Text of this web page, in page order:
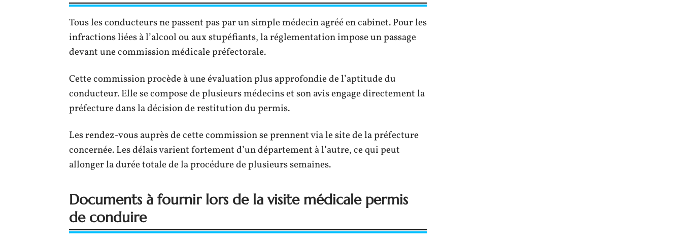
Tous les conducteurs ne passent pas par un simple médecin agréé en cabinet. Pour les
infractions liées à l’alcool ou aux stupéfiants, la réglementation impose un passage
devant une commission médicale préfectorale.
Cette commission procède à une évaluation plus approfondie de l’aptitude du
conducteur. Elle se compose de plusieurs médecins et son avis engage directement la
préfecture dans la décision de restitution du permis.
Les rendez-vous auprès de cette commission se prennent via le site de la préfecture
concernée. Les délais varient fortement d’un département à l’autre, ce qui peut
allonger la durée totale de la procédure de plusieurs semaines.
Documents à fournir lors de la visite médicale permis
de conduire